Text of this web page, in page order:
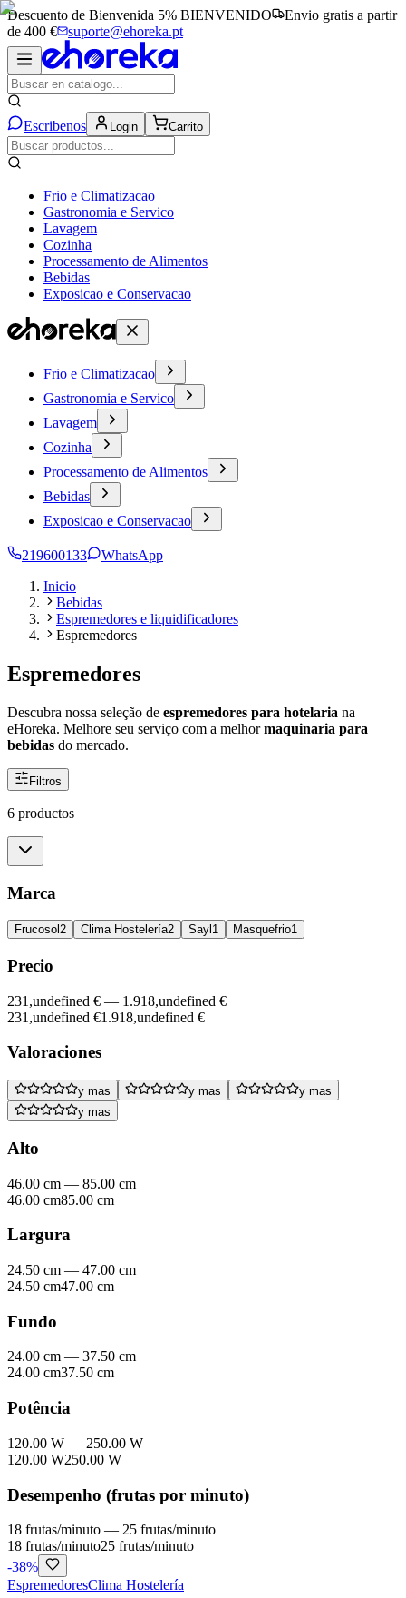
Descuento de Bienvenida 5% BIENVENIDO
Envio gratis a partir
de 400 €
suporte@ehoreka.pt
Escribenos Login Carrito
Frio e Climatizacao
Gastronomia e Servico
Lavagem
Cozinha
Processamento de Alimentos
Bebidas
Exposicao e Conservacao
Frio e Climatizacao
Gastronomia e Servico
Lavagem
Cozinha
Processamento de Alimentos
Bebidas
Exposicao e Conservacao
219600133
WhatsApp
Inicio
Bebidas
Espremedores e liquidificadores
Espremedores
Espremedores
Descubra nossa seleção de espremedores para hotelaria na
eHoreka. Melhore seu serviço com a melhormaquinaria para
bebidas do mercado.
Filtros
6 productos
Marca
Frucosol 2 Clima Hostelería2 Sayl 1 Masquefrio1
Precio
231,undefined € — 1.918,undefined €
231,undefined €1.918,undefined €
Valoraciones
y mas y mas
y mas
y mas
Alto
46.00 cm — 85.00 cm
46.00 cm85.00 cm
Largura
24.50 cm — 47.00 cm
24.50 cm47.00 cm
Fundo
24.00 cm — 37.50 cm
24.00 cm37.50 cm
Potência
120.00 W — 250.00 W
120.00 W250.00 W
Desempenho (frutas por minuto)
18 frutas/minuto — 25 frutas/minuto
18 frutas/minuto25 frutas/minuto
-38%
EspremedoresClima Hostelería